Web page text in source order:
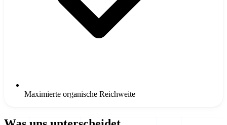
Maximierte organische Reichweite